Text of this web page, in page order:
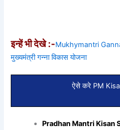
इन्हें भी देखे :-Mukhymantri
मुख्यमंत्री गन्ना विकास योजना
ऐसे करे PM
Pradhan Mantri Kisan